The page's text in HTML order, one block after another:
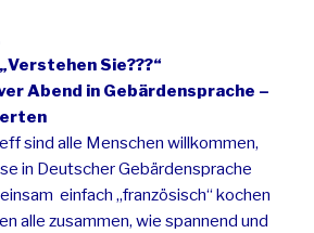
Sie???“
Abend in Gebärdensprache –
sind alle Menschen willkommen,
in Deutscher Gebärdensprache
einfach „französisch“ kochen
alle zusammen, wie spannend und